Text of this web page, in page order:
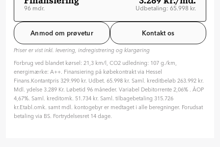
96 mdr.
Udbetaling: 65.998 kr.
Variabel rente
Tilpas din aftale
Hvilken type rente ønsker du?
Variabel
Fast
Hvor længe skal finansieringen løbe? (måneder)
96 mdr. ( 8 år )
Anmod om prøvetur Kontakt os
Priser er vist inkl. levering, indregistrering og klargøring
Forbrug ved blandet kørsel: 21,3 km/l, CO2 udledning: 107 g./km,
energimærke: A++. Finansiering på købekontrakt via Hessel
Finans.Kontantpris 329.990 kr. Udbet. 65.998 kr. Saml. kreditbeløb 263.992 kr.
Mdl. ydelse 3.289 Kr. Løbetid 96 måneder. Variabel Debitorrente 2,06% . ÅOP
4,67%. Saml. kreditomk. 51.734 kr. Saml. tilbagebetaling 315.726
kr.Etabl.omk. samt mdl. kontogebyr er medtaget i alle beregninger. Forudsat
betaling via BS. Fortrydelsesret 14 dage.